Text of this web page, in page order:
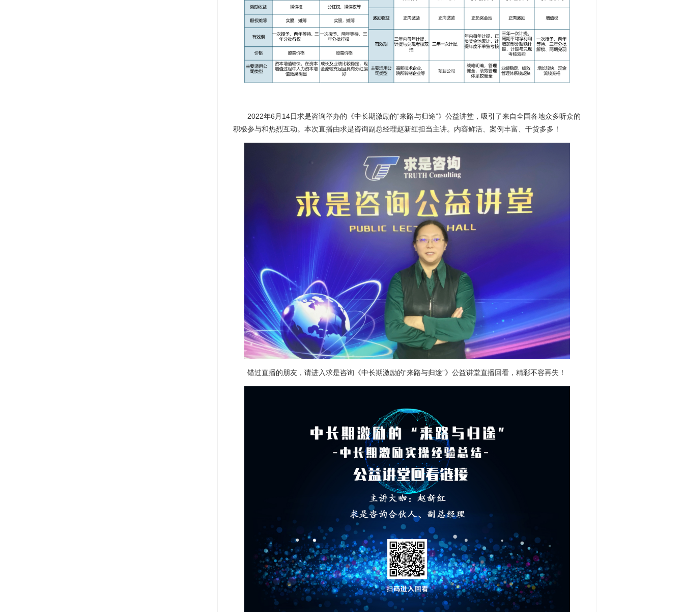
2022年6月14日求是咨询举办的《中长期激励的“来路与归途”》公益讲堂，吸引了来自全国各地众多听众的
积极参与和热烈互动。本次直播由求是咨询副总经理赵新红担当主讲。内容鲜活、案例丰富、干货多多！
错过直播的朋友，请进入求是咨询《中长期激励的“来路与归途”》公益讲堂直播回看，精彩不容再失！